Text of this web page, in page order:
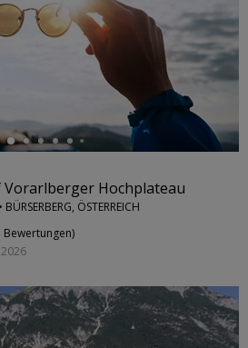
Hochplateau
ÖSTERREICH
Bewertungen)
2026